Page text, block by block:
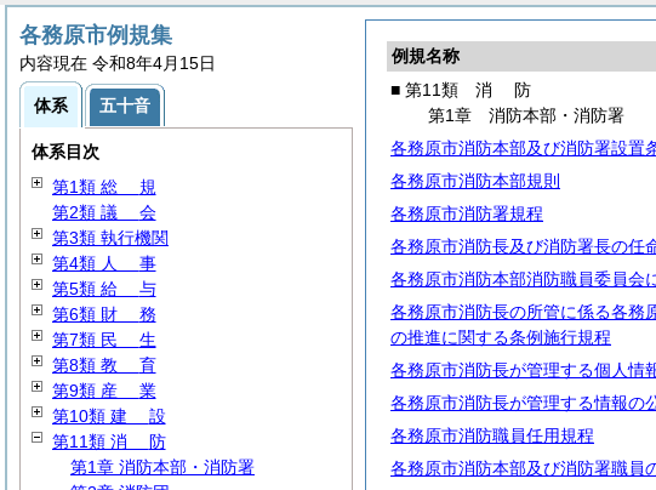
例規名称
■ 第11類 消 防
第1章 消防本部・消防署
各務原市消防本部及び消防署設置
各務原市消防本部規則
各務原市消防署規程
各務原市消防長及び消防署長の任
各務原市消防本部消防職員委員会
各務原市消防長の所管に係る各務
の推進に関する条例施行規程
各務原市消防長が管理する個人情
各務原市消防長が管理する情報の
各務原市消防職員任用規程
各務原市消防本部及び消防署職員
各務原市例規集
内容現在 令和8年4月15日
体系 五十音
体系目次
第1類 総 規
第2類 議 会
第3類 執行機関
第4類 人 事
第5類 給 与
第6類 財 務
第7類 民 生
第8類 教 育
第9類 産 業
第10類 建 設
第11類 消 防
第1章 消防本部・消防署